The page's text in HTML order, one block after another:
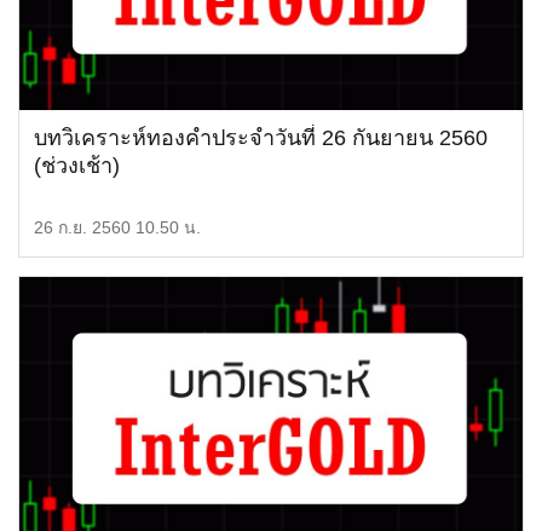
บทวิเคราะห์ทองคำประจำวันที่ 26 กันยายน 2560
(ช่วงเช้า)
26 ก.ย. 2560 10.50 น.